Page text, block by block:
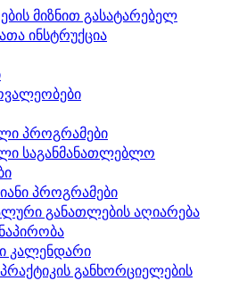
მიზნით გასატარებელ
ინსტრუქცია
პროგრამები
საგანმანათლებლო
პროგრამები
განათლების აღიარება
კალენდარი
განხორციელების